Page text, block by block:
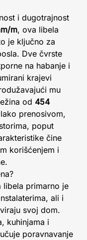
i dugotrajnost
m, ova libela
je ključno za
Dve čvrste
na habanje i
krajevi
mu
od 454
prenosivom,
poput
čine
korišćenjem i
libela primarno je
ali i
svoj dom.
kuhinjama i
poravnavanje